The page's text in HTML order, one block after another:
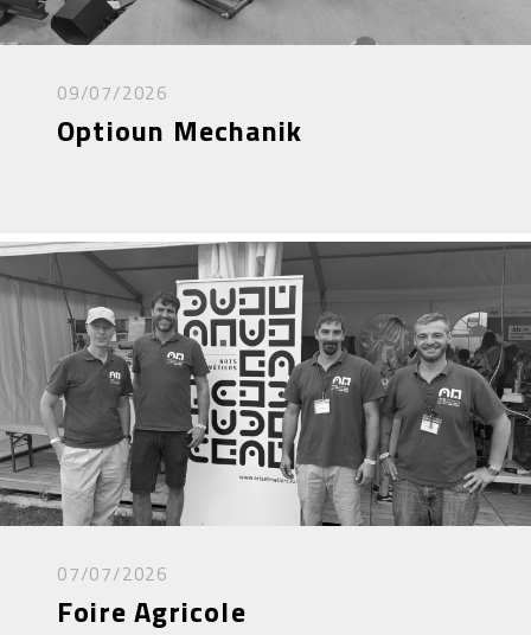
09/07/2026
Optioun Mechanik
07/07/2026
Foire Agricole